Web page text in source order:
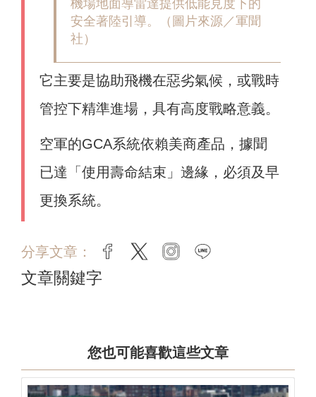
機場地面導雷達提供低能見度下的
安全著陸引導。（圖片來源／軍聞
社）
它主要是協助飛機在惡劣氣候，或戰時
管控下精準進場，具有高度戰略意義。
空軍的GCA系統依賴美商產品，據聞
已達「使用壽命結束」邊緣，必須及早
更換系統。
分享文章： facebook
twitter instagram
文章關鍵字
您也可能喜歡這些文章